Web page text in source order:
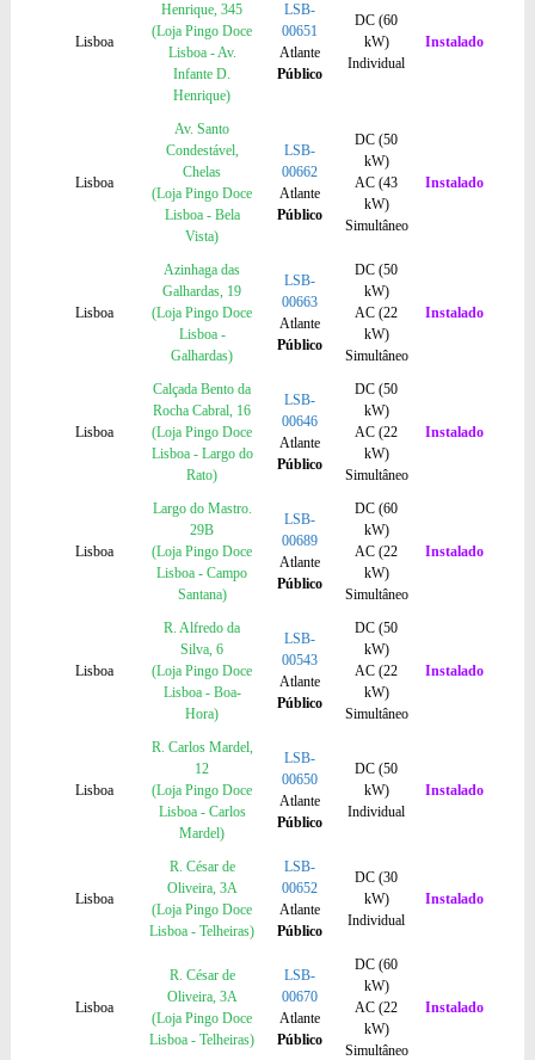
Lisboa
Henrique, 345
(Loja Pingo Doce
Lisboa - Av.
Infante D.
Henrique)
LSB-
00651
Atlante
Público
DC (60
kW)
Individual
Instalado
Lisboa
Av. Santo
Condestável,
Chelas
(Loja Pingo Doce
Lisboa - Bela
Vista)
LSB-
00662
Atlante
Público
DC (50
kW)
AC (43
kW)
Simultâneo
Instalado
Lisboa
Azinhaga das
Galhardas, 19
(Loja Pingo Doce
Lisboa -
Galhardas)
LSB-
00663
Atlante
Público
DC (50
kW)
AC (22
kW)
Simultâneo
Instalado
Lisboa
Calçada Bento da
Rocha Cabral, 16
(Loja Pingo Doce
Lisboa - Largo do
Rato)
LSB-
00646
Atlante
Público
DC (50
kW)
AC (22
kW)
Simultâneo
Instalado
Lisboa
Largo do Mastro.
29B
(Loja Pingo Doce
Lisboa - Campo
Santana)
LSB-
00689
Atlante
Público
DC (60
kW)
AC (22
kW)
Simultâneo
Instalado
Lisboa
R. Alfredo da
Silva, 6
(Loja Pingo Doce
Lisboa - Boa-
Hora)
LSB-
00543
Atlante
Público
DC (50
kW)
AC (22
kW)
Simultâneo
Instalado
Lisboa
R. Carlos Mardel,
12
(Loja Pingo Doce
Lisboa - Carlos
Mardel)
LSB-
00650
Atlante
Público
DC (50
kW)
Individual
Instalado
Lisboa
R. César de
Oliveira, 3A
(Loja Pingo Doce
Lisboa - Telheiras)
LSB-
00652
Atlante
Público
DC (30
kW)
Individual
Instalado
Lisboa
R. César de
Oliveira, 3A
(Loja Pingo Doce
Lisboa - Telheiras)
LSB-
00670
Atlante
Público
DC (60
kW)
AC (22
kW)
Simultâneo
Instalado